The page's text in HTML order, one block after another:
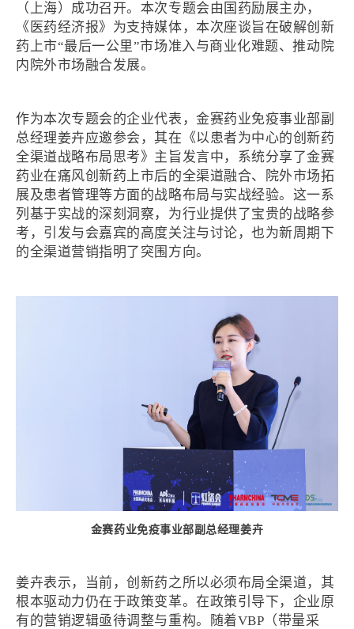
（上海）成功召开。本次专题会由国药励展主办，
《医药经济报》为支持媒体，本次座谈旨在破解创新
药上市“最后一公里”市场准入与商业化难题、推动院
内院外市场融合发展。
作为本次专题会的企业代表，金赛药业免疫事业部副
总经理姜卉应邀参会，其在《以患者为中心的创新药
全渠道战略布局思考》主旨发言中，系统分享了金赛
药业在痛风创新药上市后的全渠道融合、院外市场拓
展及患者管理等方面的战略布局与实战经验。这一系
列基于实战的深刻洞察，为行业提供了宝贵的战略参
考，引发与会嘉宾的高度关注与讨论，也为新周期下
的全渠道营销指明了突围方向。
金赛药业免疫事业部副总经理姜卉
姜卉表示，当前，创新药之所以必须布局全渠道，其
根本驱动力仍在于政策变革。在政策引导下，企业原
有的营销逻辑亟待调整与重构。随着VBP（带量采